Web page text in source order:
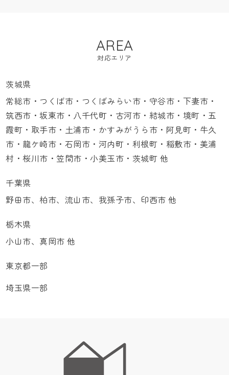
AREA
対応エリア
茨城県
常総市・つくば市・つくばみらい市・守谷市・下妻市・
筑西市・坂東市・八千代町・古河市・結城市・境町・五
霞町・取手市・土浦市・かすみがうら市・阿見町・牛久
市・龍ケ崎市・石岡市・河内町・利根町・稲敷市・美浦
村・桜川市・笠間市・小美玉市・茨城町 他
千葉県
野田市、柏市、流山市、我孫子市、印西市 他
栃木県
小山市、真岡市 他
東京都一部
埼玉県一部